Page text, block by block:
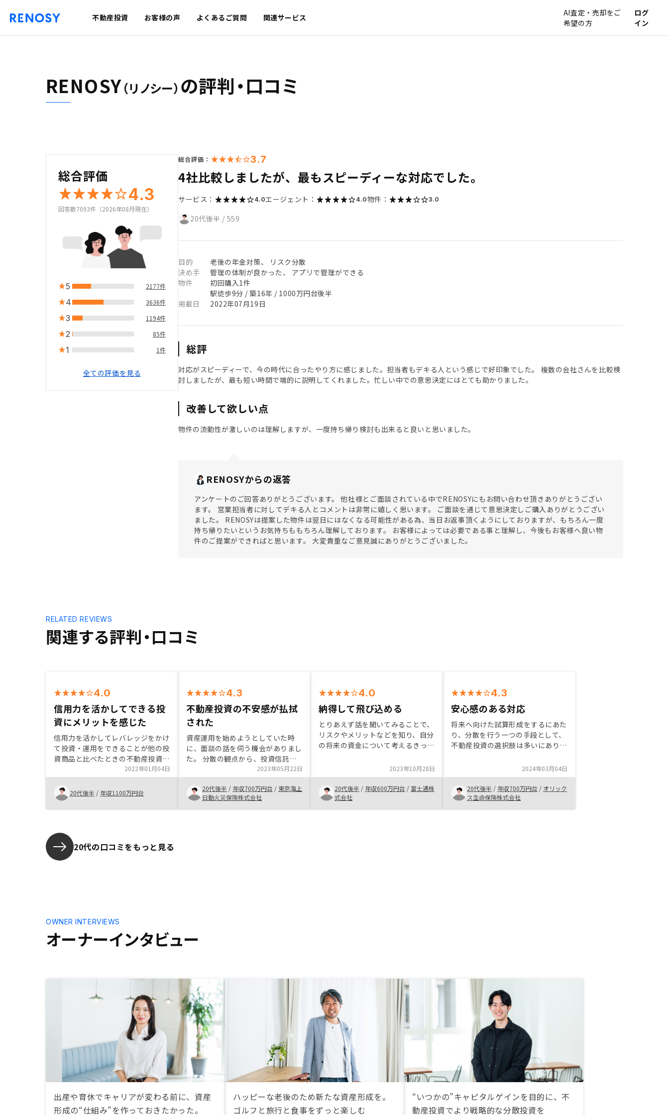
不動産投資 お客様の声 よくあるご質問 関連サービス
AI査定・売却をご
希望の方
ログ
イン
RENOSY（リノシー） の評判・口コミ
総合評価
4.3
回答数7093件（2026年08月現在）
5 2177件
4 3636件
3 1194件
2 85件
1 1件
全ての評価を見る
総合評価： 3.7
4社比較しましたが、最もスピーディーな対応でした。
サービス： 4.0エージェント： 4.0物件： 3.0
20代後半 / 559
目的
老後の年金対策、 リスク分散
決め手
管理の体制が良かった、 アプリで管理ができる
物件
初回購入1件
駅徒歩9分 / 築16年 / 1000万円台後半
掲載日
2022年07月19日
総評
対応がスピーディーで、今の時代に合ったやり方に感じました。担当者もデキる人という感じで好印象でした。 複数の会社さんを比較検
討しましたが、最も短い時間で端的に説明してくれました。忙しい中での意思決定にはとても助かりました。
改善して欲しい点
物件の流動性が激しいのは理解しますが、一度持ち帰り検討も出来ると良いと思いました。
RENOSYからの返答
アンケートのご回答ありがとうございます。 他社様とご面談されている中でRENOSYにもお問い合わせ頂きありがとうござい
ます。 営業担当者に対してデキる人とコメントは非常に嬉しく思います。 ご面談を通じて意思決定しご購入ありがとうござい
ました。 RENOSYは提案した物件は翌日にはなくなる可能性がある為、当日お返事頂くようにしておりますが、もちろん一度
持ち帰りたいというお気持ちももちろん理解しております。 お客様によっては必要である事と理解し、今後もお客様へ良い物
件のご提案ができればと思います。 大変貴重なご意見誠にありがとうございました。
関連する評判・口コミ
RELATED REVIEWS
4.0
信用力を活かしてできる投
資にメリットを感じた
信用力を活かしてレバレッジをかけ
て投資・運用をできることが他の投
資商品と比べたときの不動産投資の
メリットだと感じた。2022年01月04日
20代後半 / 年収1100万円台
4.3
不動産投資の不安感が払拭
された
資産運用を始めようとしていた時
に、面談の話を伺う機会がありまし
た。 分散の観点から、投資信託の
みならず不動産投資も必要と感じ、
始めることになりました。不動産投
資と聞くと、効率が良くないと言う
話をよく聞きますが、実態は異なる
という事を説明の中で学ぶことがで
2023年05月22日
20代後半 / 年収700万円台 / 東京海上
日動火災保険株式会社
4.0
納得して飛び込める
とりあえず話を聞いてみることで、
リスクやメリットなどを知り、自分
の将来の資金について考えるきっか
には検索してもいい話はあまりでな
いが、まず話を聞いてみて、お金の
ことを考えるきっかけを作るという
意味でも大きな機会だと思う。
2023年10月28日
20代後半 / 年収600万円台 / 富士通株
式会社
4.3
安心感のある対応
将来へ向けた試算形成をするにあた
り、分散を行う一つの手段として、
不動産投資の選択肢は多いにありだ
にフォローいただいた点や、無理な
押し売りが無かった点が、安心感に
つながりました。
2024年03月04日
20代後半 / 年収700万円台 / オリック
ス生命保険株式会社
20代の口コミをもっと見る
オーナーインタビュー
OWNER INTERVIEWS
出産や育休でキャリアが変わる前に、資産
形成の“仕組み”を作っておきたかった。
ハッピーな老後のため新たな資産形成を。
ゴルフと旅行と食事をずっと楽しむ
“いつかの”キャピタルゲインを目的に、不
動産投資でより戦略的な分散投資を